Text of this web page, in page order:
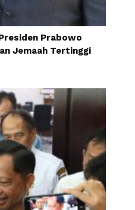
Prabowo
Jemaah Tertinggi